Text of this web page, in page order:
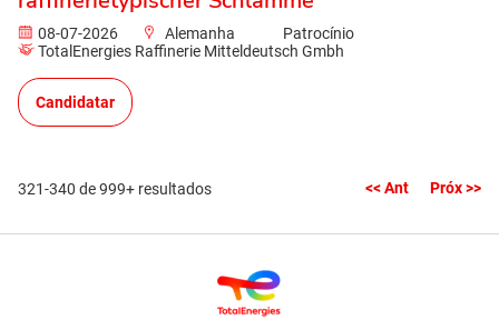
08-07-2026 Alemanha
Patrocínio
TotalEnergies Raffinerie Mitteldeutsch Gmbh
Candidatar
321-340 de 999+ resultados << Ant Próx >>